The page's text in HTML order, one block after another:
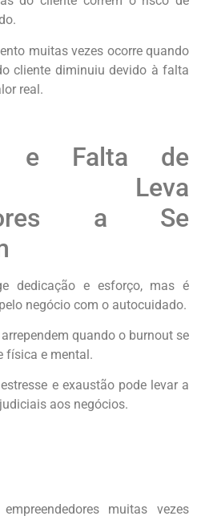
muitas vezes ocorre quando
cliente diminuiu devido à falta
real.
e Falta de
Leva
a Se
dedicação e esforço, mas é
negócio com o autocuidado.
quando o burnout se
física e mental.
e exaustão pode levar a
aos negócios.
muitas vezes